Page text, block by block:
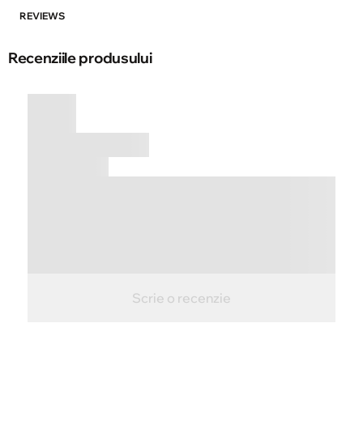
REVIEWS
Recenziile produsului
Scrie o recenzie